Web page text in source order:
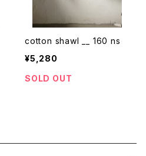
cotton shawl __ 160 ns
¥5,280
SOLD OUT